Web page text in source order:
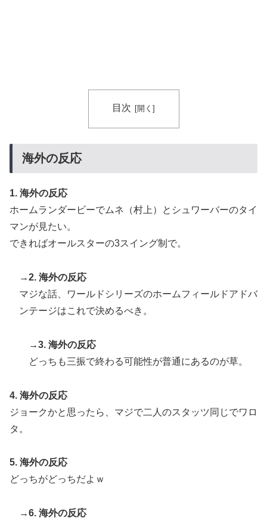
目次
海外の反応
1. 海外の反応
ホームランダービーでムネ（村上）とシュワーバーのタイ
マンが見たい。
できればオールスターの3スイング制で。
→2. 海外の反応
マジな話、ワールドシリーズのホームフィールドアドバ
ンテージはこれで決めるべき。
→3. 海外の反応
どっちも三振で終わる可能性が普通にあるのが草。
4. 海外の反応
ジョークかと思ったら、マジで二人のスタッツ同じでワロ
タ。
5. 海外の反応
どっちがどっちだよｗ
→6. 海外の反応